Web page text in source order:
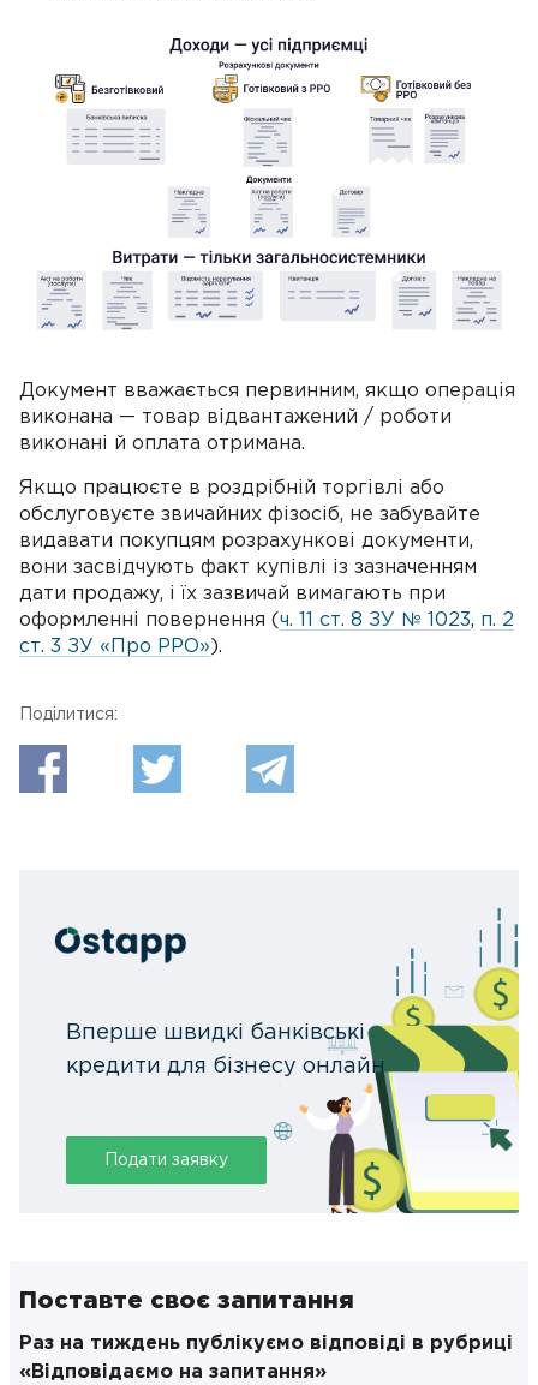
Документ вважається первинним, якщо операція
виконана — товар відвантажений / роботи
виконані й оплата отримана.
Якщо працюєте в роздрібній торгівлі або
обслуговуєте звичайних фізосіб, не забувайте
видавати покупцям розрахункові документи,
вони засвідчують факт купівлі із зазначенням
дати продажу, і їх зазвичай вимагають при
оформленні повернення ( ч. 11 ст. 8 ЗУ № 1023, п. 2
ст. 3 ЗУ «Про РРО» ).
Поділитися:
Вперше швидкі банківські
кредити для бізнесу онлайн
Подати заявку
Поставте своє запитання
Раз на тиждень публікуємо відповіді в рубриці
«Відповідаємо на запитання»